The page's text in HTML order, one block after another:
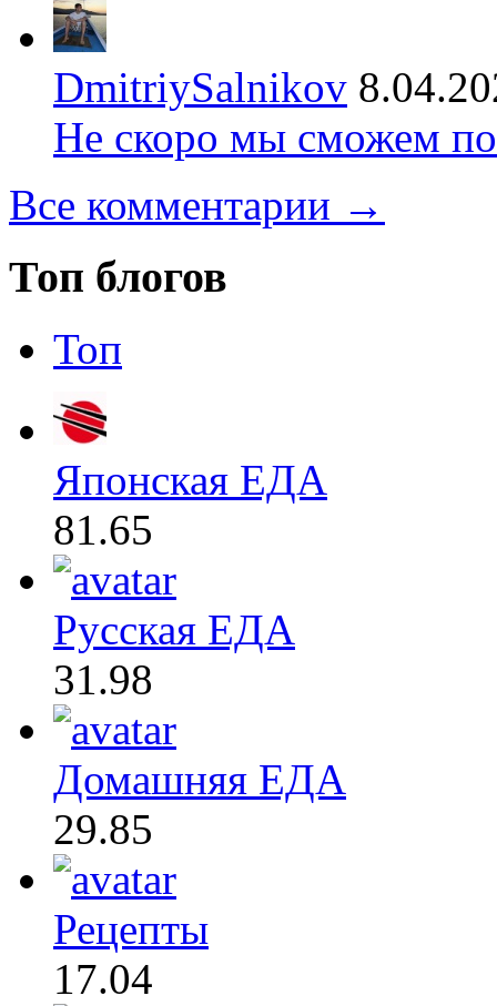
DmitriySalnikov
Не скоро мы сможем
Все комментарии →
Топ блогов
Топ
Японская ЕДА
81.65
Русская ЕДА
31.98
Домашняя ЕДА
29.85
Рецепты
17.04